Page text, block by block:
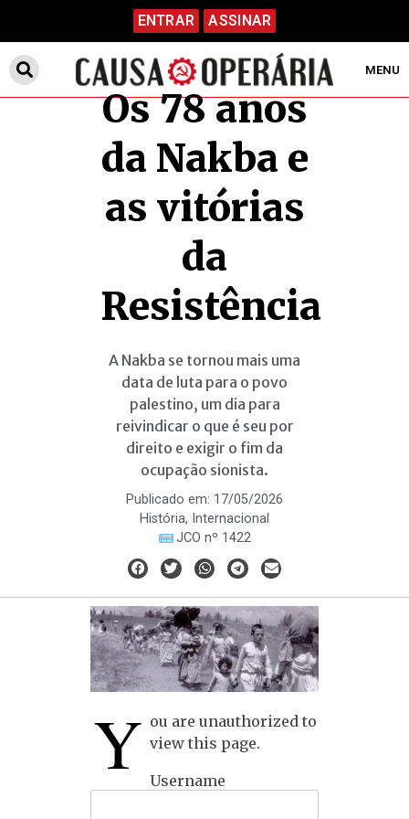
ENTRAR ASSINAR
MENU
Os 78 anos
da Nakba e
as vitórias
da
Resistência
A Nakba se tornou mais uma
data de luta para o povo
palestino, um dia para
reivindicar o que é seu por
direito e exigir o fim da
ocupação sionista.
Publicado em: 17/05/2026
História, Internacional
JCO nº 1422
Y ou are unauthorized to
view this page.
Username